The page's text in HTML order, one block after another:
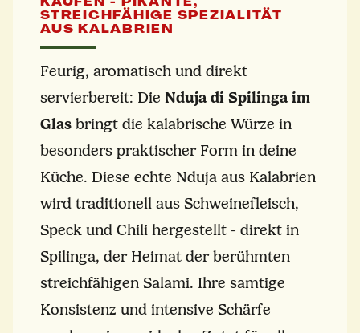
STREICHFÄHIGE SPEZIALITÄT
AUS KALABRIEN
Feurig, aromatisch und direkt
servierbereit: Die Nduja di Spilinga im
Glas bringt die kalabrische Würze in
besonders praktischer Form in deine
Küche. Diese echte Nduja aus Kalabrien
wird traditionell aus Schweinefleisch,
Speck und Chili hergestellt - direkt in
Spilinga, der Heimat der berühmten
streichfähigen Salami. Ihre samtige
Konsistenz und intensive Schärfe